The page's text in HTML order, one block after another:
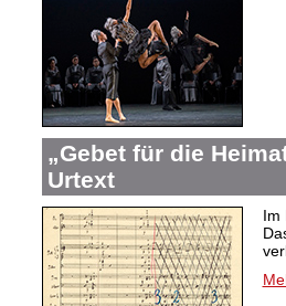
„Gebet für die
Urtext
Im